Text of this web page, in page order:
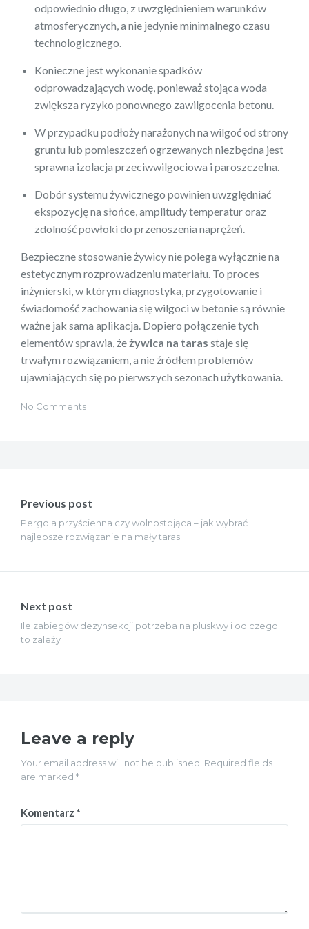
odpowiednio długo, z uwzględnieniem warunków
atmosferycznych, a nie jedynie minimalnego czasu
technologicznego.
Konieczne jest wykonanie spadków
odprowadzających wodę, ponieważ stojąca woda
zwiększa ryzyko ponownego zawilgocenia betonu.
W przypadku podłoży narażonych na wilgoć od strony
gruntu lub pomieszczeń ogrzewanych niezbędna jest
sprawna izolacja przeciwwilgociowa i paroszczelna.
Dobór systemu żywicznego powinien uwzględniać
ekspozycję na słońce, amplitudy temperatur oraz
zdolność powłoki do przenoszenia naprężeń.
Bezpieczne stosowanie żywicy nie polega wyłącznie na
estetycznym rozprowadzeniu materiału. To proces
inżynierski, w którym diagnostyka, przygotowanie i
świadomość zachowania się wilgoci w betonie są równie
ważne jak sama aplikacja. Dopiero połączenie tych
elementów sprawia, żeżywica na taras staje się
trwałym rozwiązaniem, a nie źródłem problemów
ujawniających się po pierwszych sezonach użytkowania.
No Comments
wpisu
Previous post
Pergola przyścienna czy wolnostojąca – jak wybrać
najlepsze rozwiązanie na mały taras
Next post
Ile zabiegów dezynsekcji potrzeba na pluskwy i od czego
to zależy
Leave a reply
Your email address will not be published. Required fields
are marked *
Komentarz *